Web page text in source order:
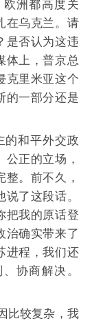
洲都高度关
在乌克兰。请
是否认为这违
体上，普京总
克里米亚这个
的一部分还是
和平外交政
正的立场，
。前不久，
了这段话。
把我的原话登
治确实带来了
进程，我们还
协商解决。
较复杂，我